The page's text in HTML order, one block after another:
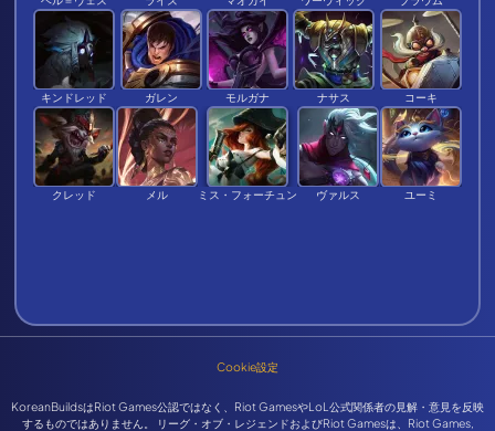
キンドレッド ガレン モルガナ ナサス コーキ
クレッド メル ミス・フォーチュン ヴァルス ユーミ
Cookie設定
KoreanBuildsはRiot Games公認ではなく、Riot GamesやLoL公式関係者の見解・意見を反映
するものではありません。 リーグ・オブ・レジェンドおよびRiot Gamesは、Riot Games,